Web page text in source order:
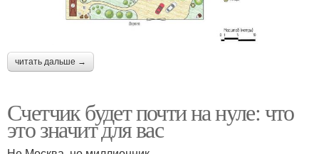
читать дальше →
Счетчик будет почти на нуле: что
это значит для вас